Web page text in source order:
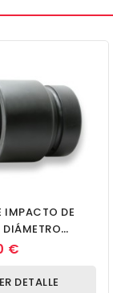
IMPACTO DE
DE 180 MM
€
DETALLE